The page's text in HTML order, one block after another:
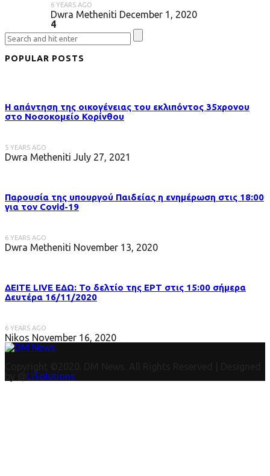
6 YEARS AGO
Dwra Metheniti December 1, 2020
4
POPULAR POSTS
Η απάντηση της οικογένειας του εκλιπόντος 35χρονου
στo Νοσοκομείο Κορίνθου
5 YEARS AGO
Dwra Metheniti July 27, 2021
Παρουσία της υπουργού Παιδείας η ενημέρωση στις 18:00
για τον Covid-19
6 YEARS AGO
Dwra Metheniti November 13, 2020
ΔΕΙΤΕ LIVE ΕΔΩ: Το δελτίο της ΕΡΤ στις 15:00 σήμερα
Δευτέρα 16/11/2020
6 YEARS AGO
Nikos November 16, 2020
LiSolutions